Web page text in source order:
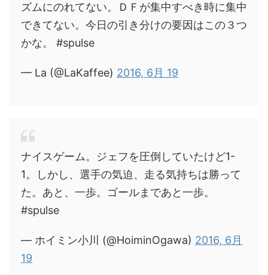
ズムにのれてない。ＤＦが集中すべき時に集中
できてない。今日の引き分けの要因はこの３つ
かな。 #spulse
— La (@LaKaffee) 2016, 6月 19
ナイスゲーム。ジェフを圧倒していたけど1-
1。しかし、選手の気迫、走る気持ちは勝って
た。あと、一歩。ゴールまであと一歩。
#spulse
— ホイミン小川 (@HoiminOgawa) 2016, 6月
19